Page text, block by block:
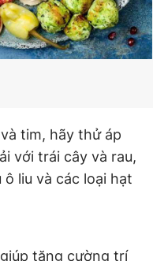
tim, hãy thử áp
với trái cây và rau,
liu và các loại hạt
tăng cường trí